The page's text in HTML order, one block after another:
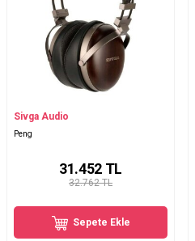
Sivga Audio
Peng
32.762 TL
31.452TL
Sepete Ekle